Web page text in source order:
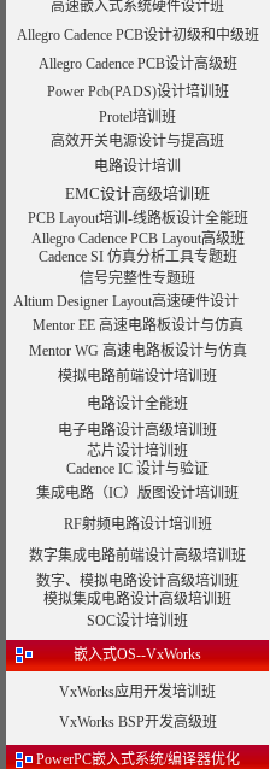
高速嵌入式系统硬件设计班
Allegro Cadence PCB设计初级和中级班
Allegro Cadence PCB设计高级班
Power Pcb(PADS)设计培训班
Protel培训班
高效开关电源设计与提高班
电路设计培训
EMC设计高级培训班
PCB Layout培训-线路板设计全能班
Allegro Cadence PCB Layout高级班
Cadence SI 仿真分析工具专题班
信号完整性专题班
Altium Designer Layout高速硬件设计
Mentor EE 高速电路板设计与仿真
Mentor WG 高速电路板设计与仿真
模拟电路前端设计培训班
电路设计全能班
电子电路设计高级培训班
芯片设计培训班
Cadence IC 设计与验证
集成电路（IC）版图设计培训班
RF射频电路设计培训班
数字集成电路前端设计高级培训班
数字、模拟电路设计高级培训班
模拟集成电路设计高级培训班
SOC设计培训班
嵌入式OS--VxWorks
VxWorks应用开发培训班
VxWorks BSP开发高级班
PowerPC嵌入式系统/编译器优化